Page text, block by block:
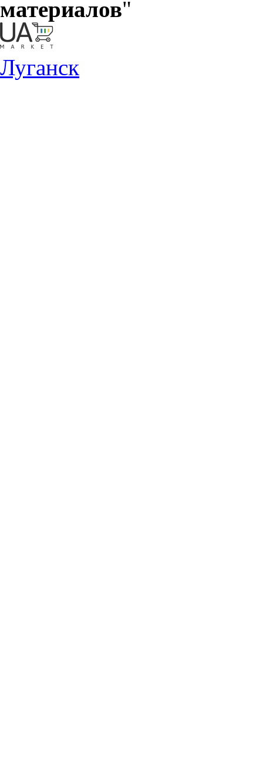
материалов"
Луганск